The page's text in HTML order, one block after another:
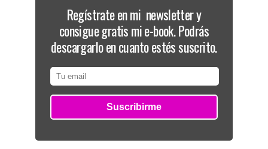
Regístrate en mi newsletter y
consigue gratis mi e-book. Podrás
descargarlo en cuanto estés suscrito.